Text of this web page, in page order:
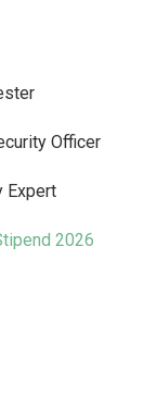
Officer
Expert
2026